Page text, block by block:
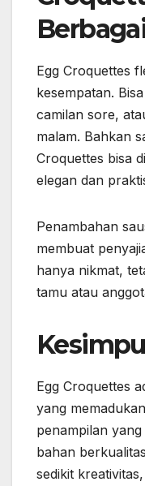
Egg Croquettes
kesempatan.
camilan sore,
malam. Bahkan
Croquettes bisa
elegan dan
Penambahan
membuat
hanya nikmat,
tamu atau
Egg Croquettes
yang
penampilan
bahan
sedikit